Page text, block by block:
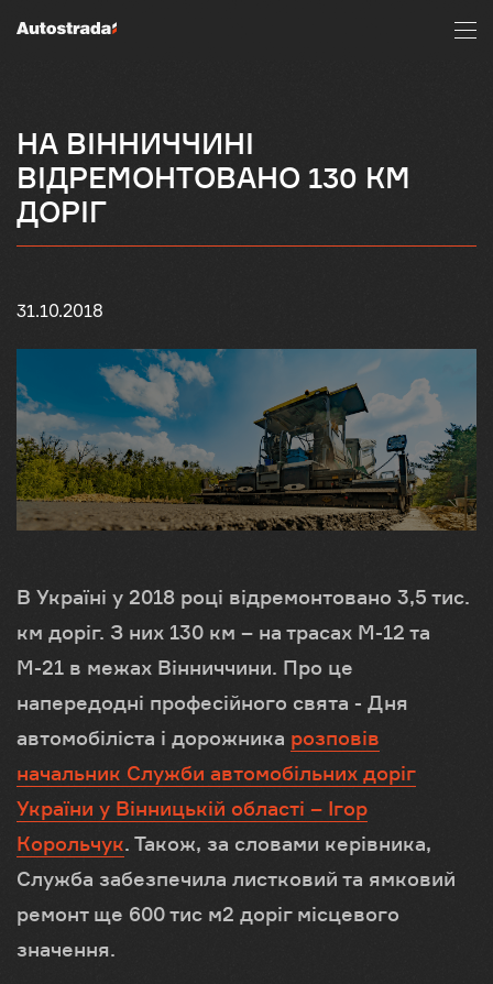
НА ВІННИЧЧИНІ
ВІДРЕМОНТОВАНО 130 КМ
ДОРІГ
31.10.2018
В Україні у 2018 році відремонтовано 3,5 тис.
км доріг. З них 130 км – на трасах М-12 та
М-21 в межах Вінниччини. Про це
напередодні професійного свята - Дня
автомобіліста і дорожника розповів
начальник Служби автомобільних доріг
України у Вінницькій області – Ігор
Корольчук. Також, за словами керівника,
Служба забезпечила листковий та ямковий
ремонт ще 600 тис м2 доріг місцевого
значення.